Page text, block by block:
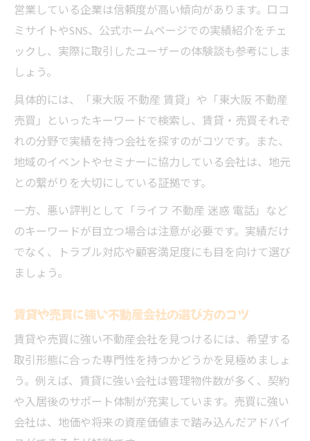
東大阪市で信頼できる不動産の探し方を解
説
優良な不動産会社を見つけるための比較方
失敗しない不動産選びのための情報収集術
安心して相談できる不動産会社の特徴とは
評判と実績から不動産会社を選ぶポイント
営業している企業は信頼度が高い傾向があります。口コ
ミサイトやSNS、公式ホームページでの実績紹介をチェ
ックし、実際に取引したユーザーの体験談も参考にしま
しょう。
具体的には、「東大阪 不動産 賃貸」や「東大阪 不動産
売買」といったキーワードで検索し、賃貸・売買それぞ
れの分野で実績を持つ会社を探すのがコツです。また、
地域のイベントやセミナーに協力している会社は、地元
との繋がりを大切にしている証拠です。
一方、悪い評判として「ライフ 不動産 迷惑 電話」など
のキーワードが目立つ場合は注意が必要です。実績だけ
でなく、トラブル対応や顧客満足度にも目を向けて選び
ましょう。
賃貸や売買に強い不動産会社の選び方のコツ
賃貸や売買に強い不動産会社を見つけるには、希望する
取引形態に合った専門性を持つかどうかを見極めましょ
う。例えば、賃貸に強い会社は管理物件数が多く、契約
や入居後のサポート体制が充実しています。売買に強い
会社は、地価や将来の資産価値まで踏み込んだアドバイ